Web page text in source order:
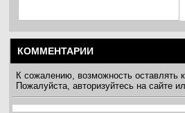
КОММЕНТАРИИ
К сожалению, возможность оставлять
Пожалуйста, авторизуйтесь на сайте